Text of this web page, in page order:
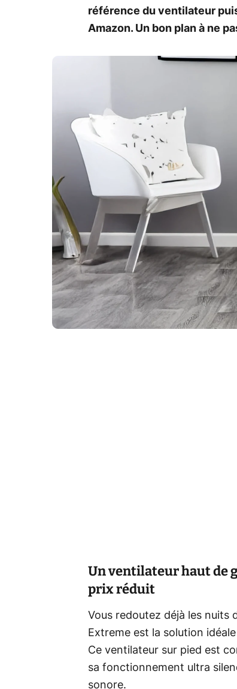
référence du ventilateur
Amazon. Un bon plan à ne
Un ventilateur haut de
prix réduit
Vous redoutez déjà les nuits
Extreme est la solution
Ce ventilateur sur pied est
sa fonctionnement ultra
sonore.